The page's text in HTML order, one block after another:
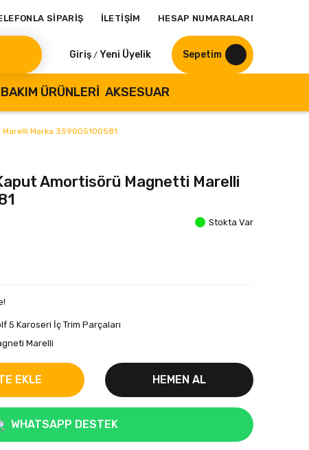
SİPARİŞ İLETİŞİM HESAP NUMARALARI
Giriş / Yeni Üyelik Sepetim
ÜRÜNLERI AKSESUAR
Marka 359005100581
Amortisörü Magnetti Marelli
Stokta Var
5 Karoseri İç Trim Parçaları
Marelli
EKLE HEMEN AL
WHATSAPP DESTEK